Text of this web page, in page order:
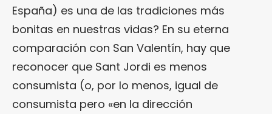
España) es una de las tradiciones más
bonitas en nuestras vidas? En su eterna
comparación con San Valentín, hay que
reconocer que Sant Jordi es menos
consumista (o, por lo menos, igual de
consumista pero «en la dirección